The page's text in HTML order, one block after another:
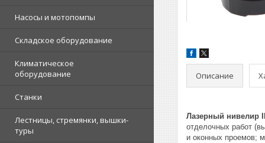
Насосы и мотопомпы
Складское оборудование
Климатическое
оборудование
Станки
Лестницы, стремянки, вышки-
туры
Описание
Лазерный нивелир
отделочных работ
и оконных проемов;